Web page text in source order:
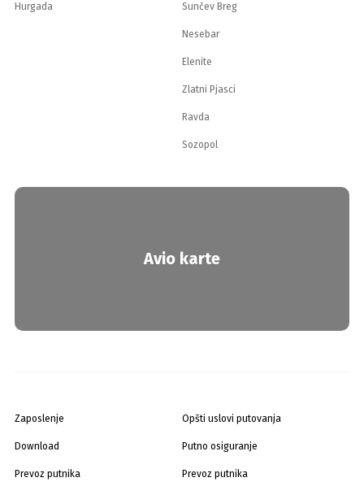
Hurgada Sunčev Breg
Nesebar
Elenite
Zlatni Pjasci
Ravda
Sozopol
Avio karte
Zaposlenje
Download
Prevoz putnika
Opšti uslovi putovanja
Putno osiguranje
Prevoz putnika